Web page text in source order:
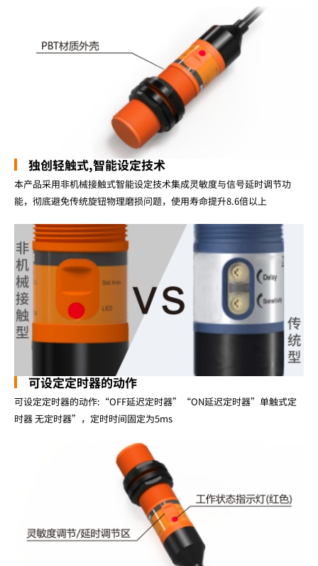
独创轻触式,智能设定技术
本产品采用非机械接触式智能设定技术集成灵敏度与信号延时调节功
能，彻底避免传统旋钮物理磨损问题，使用寿命提升8.6倍以上
可设定定时器的动作
可设定定时器的动作:“OFF延迟定时器”“ON延迟定时器”单触式定
时器 无定时器”，定时时间固定为5ms